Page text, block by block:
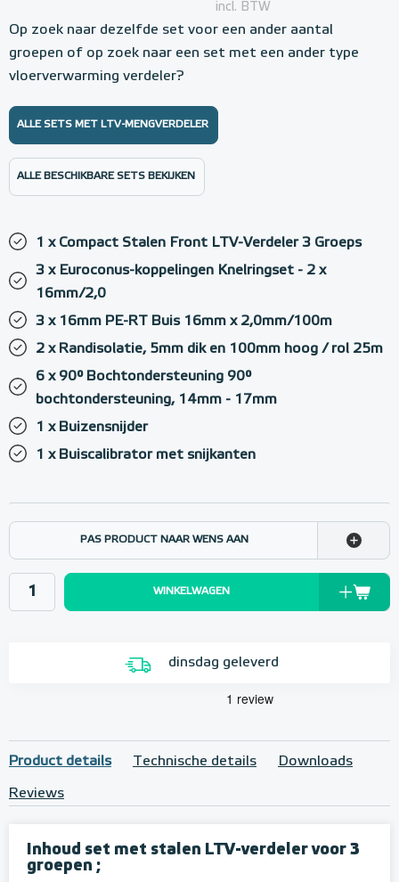
incl. BTW
Op zoek naar dezelfde set voor een ander aantal
groepen of op zoek naar een set met een ander type
vloerverwarming verdeler?
ALLE SETS MET LTV-MENGVERDELER
ALLE BESCHIKBARE SETS BEKIJKEN
1 x Compact Stalen Front LTV-Verdeler 3 Groeps
3 x Euroconus-koppelingen Knelringset - 2 x
16mm/2,0
3 x 16mm PE-RT Buis 16mm x 2,0mm/100m
2 x Randisolatie, 5mm dik en 100mm hoog / rol 25m
6 x 90° Bochtondersteuning 90°
bochtondersteuning, 14mm - 17mm
1 x Buizensnijder
1 x Buiscalibrator met snijkanten
PAS PRODUCT NAAR WENS AAN
WINKELWAGEN
dinsdag geleverd
Product details Technische details Downloads
Reviews
Inhoud set met stalen LTV-verdeler voor 3
groepen ;